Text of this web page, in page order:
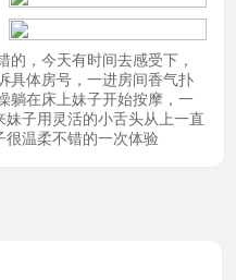
的，今天有时间去感受下，
具体房号，一进房间香气扑
躺在床上妹子开始按摩，一
子用灵活的小舌头从上一直
很温柔不错的一次体验